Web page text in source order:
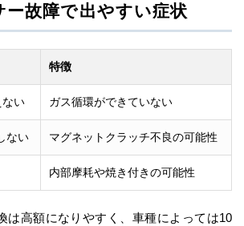
ー故障で出やすい症状
特徴
ない ガス循環ができていない
ない マグネットクラッチ不良の可能性
内部摩耗や焼き付きの可能性
は高額になりやすく、車種によっては10